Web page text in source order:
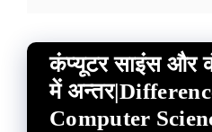
कंप्यूटर साइंस और
में
Computer